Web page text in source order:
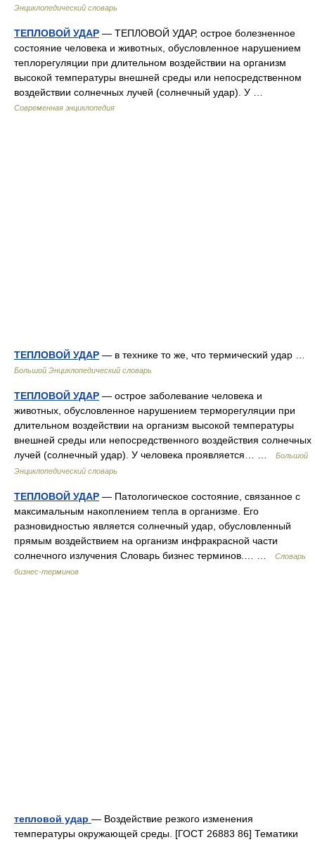
Энциклопедический словарь
ТЕПЛОВОЙ УДАР — ТЕПЛОВОЙ УДАР, острое болезненное
состояние человека и животных, обусловленное нарушением
теплорегуляции при длительном воздействии на организм
высокой температуры внешней среды или непосредственном
воздействии солнечных лучей (солнечный удар). У …
Современная энциклопедия
ТЕПЛОВОЙ УДАР — в технике то же, что термический удар …
Большой Энциклопедический словарь
ТЕПЛОВОЙ УДАР — острое заболевание человека и
животных, обусловленное нарушением терморегуляции при
длительном воздействии на организм высокой температуры
внешней среды или непосредственного воздействия солнечных
лучей (солнечный удар). У человека проявляется… …
Большой
Энциклопедический словарь
ТЕПЛОВОЙ УДАР — Патологическое состояние, связанное с
максимальным накоплением тепла в организме. Его
разновидностью является солнечный удар, обусловленный
прямым воздействием на организм инфракрасной части
солнечного излучения Словарь бизнес терминов.… …
Словарь
бизнес-терминов
тепловой удар — Воздействие резкого изменения
температуры окружающей среды. [ГОСТ 26883 86] Тематики